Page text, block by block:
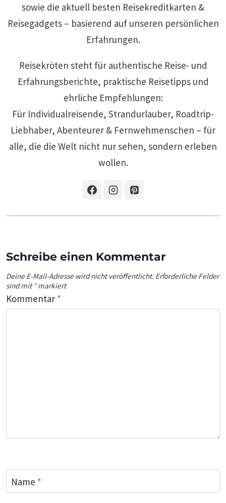
sowie die aktuell besten Reisekreditkarten &
Reisegadgets – basierend auf unseren persönlichen
Erfahrungen.
Reisekröten steht für authentische Reise- und
Erfahrungsberichte, praktische Reisetipps und
ehrliche Empfehlungen:
Für Individualreisende, Strandurlauber, Roadtrip-
Liebhaber, Abenteurer & Fernwehmenschen – für
alle, die die Welt nicht nur sehen, sondern erleben
wollen.
Schreibe einen Kommentar
Deine E-Mail-Adresse wird nicht veröffentlicht. Erforderliche Felder
sind mit *markiert
Kommentar *
Name *